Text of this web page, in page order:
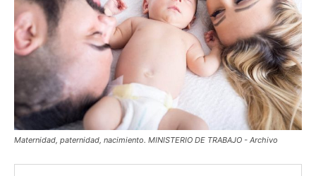
Maternidad, paternidad, nacimiento. MINISTERIO DE TRABAJO - Archivo